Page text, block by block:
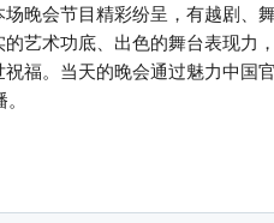
晚会节目精彩纷呈，有越剧、
艺术功底、出色的舞台表现力
福。当天的晚会通过魅力中国